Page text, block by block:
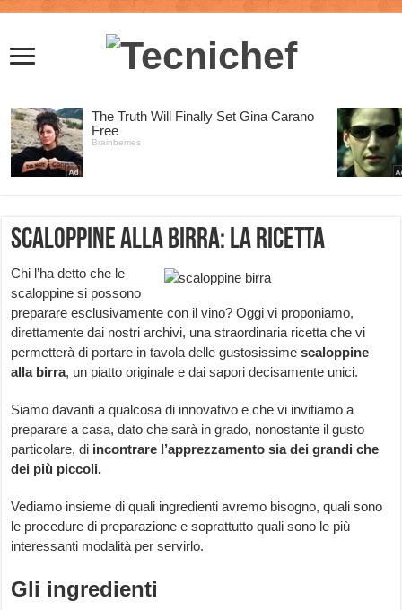
Scaloppine alla birra: la ricetta
Chi l’ha detto che le
scaloppine si possono
preparare esclusivamente con il vino? Oggi vi proponiamo,
direttamente dai nostri archivi, una straordinaria ricetta che vi
permetterà di portare in tavola delle gustosissimescaloppine
alla birra, un piatto originale e dai sapori decisamente unici.
Siamo davanti a qualcosa di innovativo e che vi invitiamo a
preparare a casa, dato che sarà in grado, nonostante il gusto
particolare, di incontrare l’apprezzamento sia dei grandi che
dei più piccoli.
Vediamo insieme di quali ingredienti avremo bisogno, quali sono
le procedure di preparazione e soprattutto quali sono le più
interessanti modalità per servirlo.
Gli ingredienti